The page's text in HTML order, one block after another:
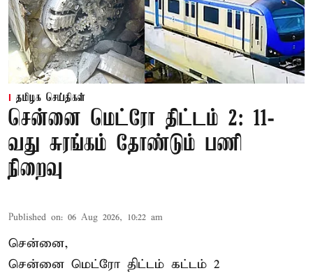
தமிழக செய்திகள்
சென்னை மெட்ரோ திட்டம் 2: 11-
வது சுரங்கம் தோண்டும் பணி
நிறைவு
Published on: 06 Aug 2026, 10:22 am
சென்னை,
சென்னை மெட்ரோ திட்டம் கட்டம் 2